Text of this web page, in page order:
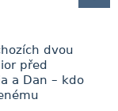
dvou
před
a Dan – kdo